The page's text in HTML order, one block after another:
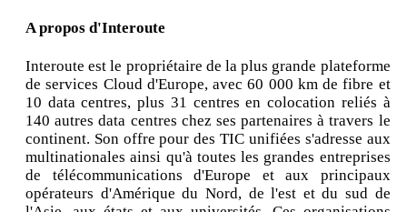
A propos d'Interoute
Interoute est le propriétaire de la plus grande plateforme
de services Cloud d'Europe, avec 60 000 km de fibre et
10 data centres, plus 31 centres en colocation reliés à
140 autres data centres chez ses partenaires à travers le
continent. Son offre pour des TIC unifiées s'adresse aux
multinationales ainsi qu'à toutes les grandes entreprises
de télécommunications d'Europe et aux principaux
opérateurs d'Amérique du Nord, de l'est et du sud de